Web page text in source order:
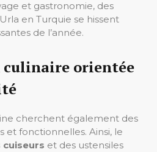
et gastronomie, des
en Turquie se hissent
de l’année.
culinaire orientée
cherchent également des
et fonctionnelles. Ainsi, le
et des ustensiles